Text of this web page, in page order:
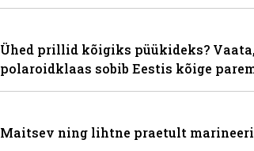
Ühed prillid kõigiks püükideks?
polaroidklaas sobib Eestis kõige
Maitsev ning lihtne praetult